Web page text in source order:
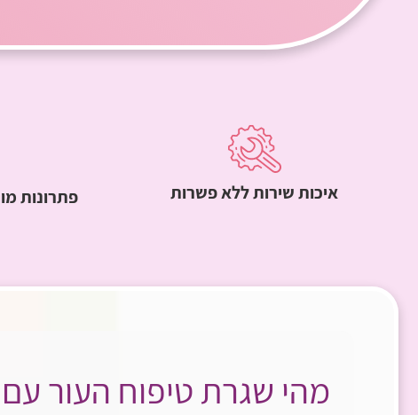
איכות שירות ללא פשרות פתרונות
מהי שגרת טיפוח העור